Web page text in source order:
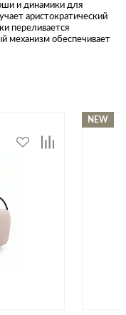
и динамики для
аристократический
переливается
механизм обеспечивает
NEW